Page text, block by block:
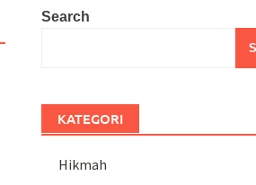
Search
KATEGORI
Hikmah